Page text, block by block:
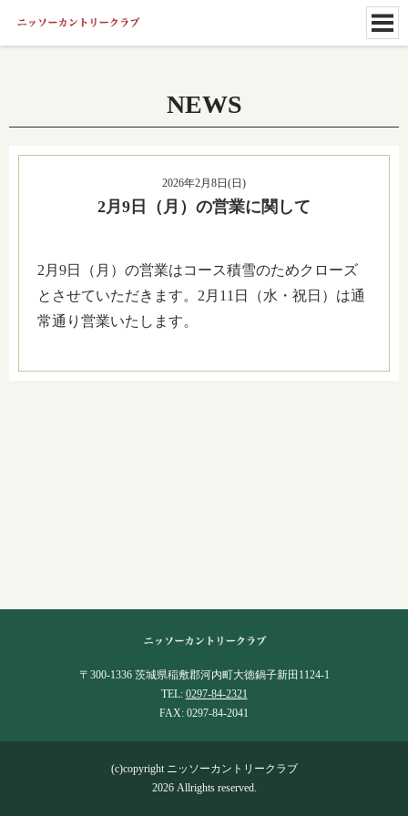
NEWS
2026年2月8日(日)
2月9日（月）の営業に関して
2月9日（月）の営業はコース積雪のためクローズ
とさせていただきます。2月11日（水・祝日）は通
常通り営業いたします。
〒300-1336 茨城県稲敷郡河内町大徳鍋子新田1124-1
TEL: 0297-84-2321
FAX: 0297-84-2041
(c)copyright ニッソーカントリークラブ
2026 Allrights reserved.